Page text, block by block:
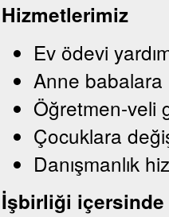
Hizmetlerimiz
Ev ödevi
Anne babalara
Öğretmen-veli
Çocuklara
Danışmanlık
İşbirliği